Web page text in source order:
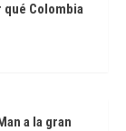
Colombia
a la gran